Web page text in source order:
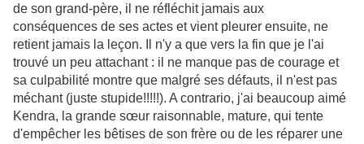
de son grand-père, il ne réfléchit jamais aux
conséquences de ses actes et vient pleurer ensuite, ne
retient jamais la leçon. Il n'y a que vers la fin que je l'ai
trouvé un peu attachant : il ne manque pas de courage et
sa culpabilité montre que malgré ses défauts, il n'est pas
méchant (juste stupide!!!!!). A contrario, j'ai beaucoup aimé
Kendra, la grande sœur raisonnable, mature, qui tente
d'empêcher les bêtises de son frère ou de les réparer une